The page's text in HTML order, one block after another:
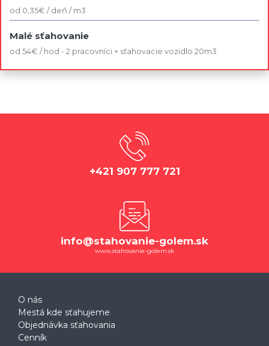
od 0,35€ / deň / m3
Malé sťahovanie
od 54€ / hod - 2 pracovníci + sťahovacie vozidlo 20m3
+421 907 777 721
info@stahovanie-golem.sk
www.stahovanie-golem.sk
O nás
Mestá kde sťahujeme
Objednávka sťahovania
Cenník